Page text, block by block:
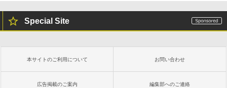
Special Site
本サイトのご利用について お問い合わせ
広告掲載のご案内 編集部へのご連絡